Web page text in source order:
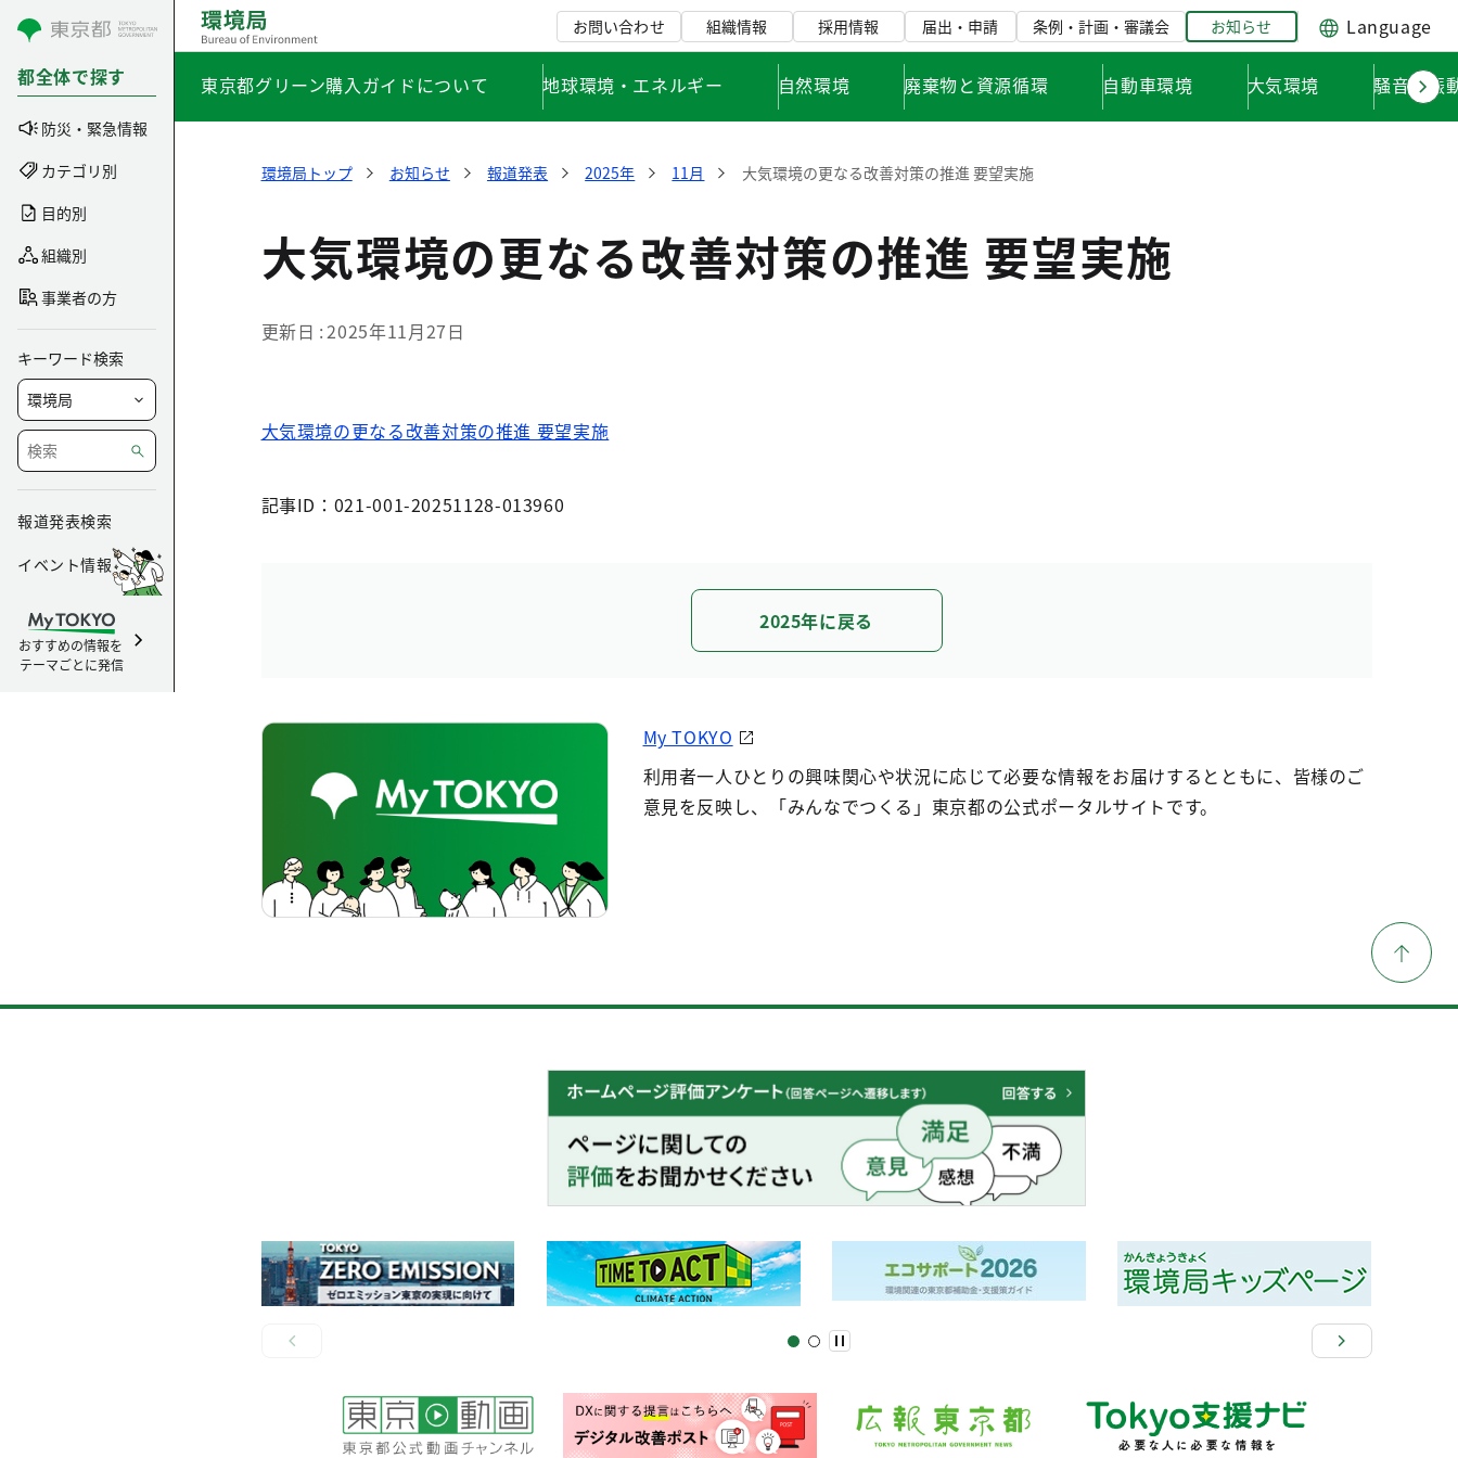
コンテンツにスキップ
都全体で探す
防災・緊急情報
カテゴリ別
目的別
組織別
事業者の方
キーワード検索
報道発表検索
イベント情報
おすすめの情報を
テーマごとに発信
お問い合わせ 組織情報 採用情報 届出・申請 条例・計画・審議会 お知らせ Language
東京都グリーン購入ガイドについて 地球環境・エネルギー 自然環境 廃棄物と資源循環 自動車環境 大気環境 騒音・振
環境局トップ お知らせ 報道発表 2025年 11月 大気環境の更なる改善対策の推進 要望実施
大気環境の更なる改善対策の推進 要望実施
更新日 2025年11月27日
大気環境の更なる改善対策の推進 要望実施
記事ID：021-001-20251128-013960
2025年に戻る
My TOKYO
利用者一人ひとりの興味関心や状況に応じて必要な情報をお届けするとともに、皆様のご
意見を反映し、「みんなでつくる」東京都の公式ポータルサイトです。